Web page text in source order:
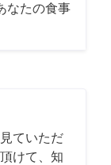
なたの食事
ていただ
けて、知